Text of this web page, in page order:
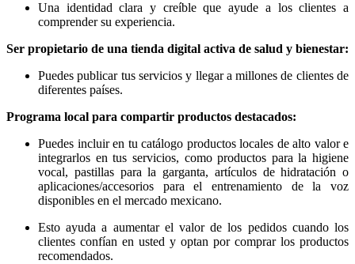
Una identidad clara y creíble que ayude a los clientes a
comprender su experiencia.
Ser propietario de una tienda digital activa de salud y bienestar:
Puedes publicar tus servicios y llegar a millones de clientes de
diferentes países.
Programa local para compartir productos destacados:
Puedes incluir en tu catálogo productos locales de alto valor e
integrarlos en tus servicios, como productos para la higiene
vocal, pastillas para la garganta, artículos de hidratación o
aplicaciones/accesorios para el entrenamiento de la voz
disponibles en el mercado mexicano.
Esto ayuda a aumentar el valor de los pedidos cuando los
clientes confían en usted y optan por comprar los productos
recomendados.